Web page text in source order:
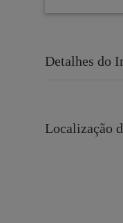
Detalhes do
Localização